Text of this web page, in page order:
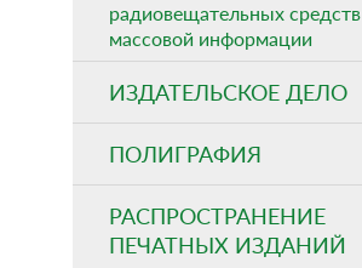
радиовещательных средств
массовой информации
ИЗДАТЕЛЬСКОЕ ДЕЛО
ПОЛИГРАФИЯ
РАСПРОСТРАНЕНИЕ
ПЕЧАТНЫХ ИЗДАНИЙ